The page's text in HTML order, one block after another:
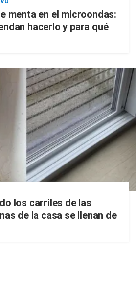
menta en el microondas:
hacerlo y para qué
los carriles de las
de la casa se llenan de